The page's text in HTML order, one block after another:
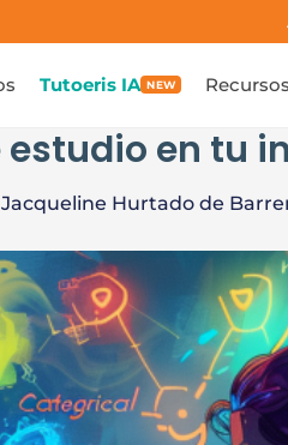
Tutoeris IA NEW Recursos
en tu
Jacqueline Hurtado de